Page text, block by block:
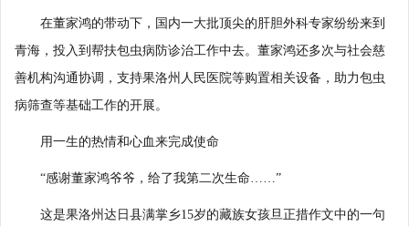
在董家鸿的带动下，国内一大批顶尖的肝胆外科专家纷纷来到
青海，投入到帮扶包虫病防诊治工作中去。董家鸿还多次与社会慈
善机构沟通协调，支持果洛州人民医院等购置相关设备，助力包虫
病筛查等基础工作的开展。
用一生的热情和心血来完成使命
“感谢董家鸿爷爷，给了我第二次生命……”
这是果洛州达日县满掌乡15岁的藏族女孩旦正措作文中的一句